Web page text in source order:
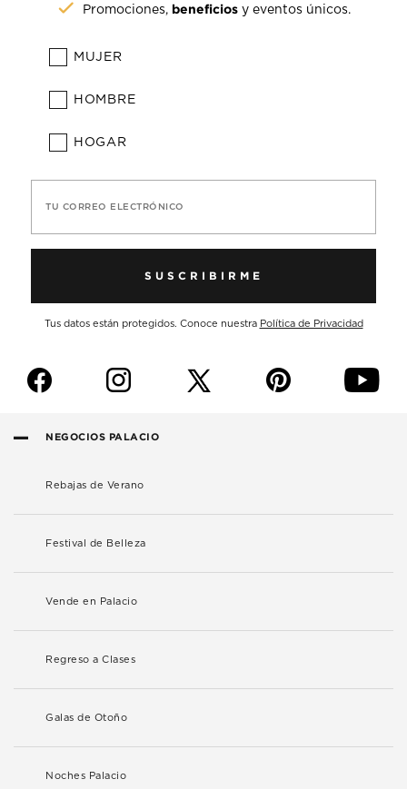
Promociones, beneficios y eventos únicos.
MUJER
HOMBRE
HOGAR
TU CORREO ELECTRÓNICO
SUSCRIBIRME
Tus datos están protegidos. Conoce nuestra Política de Privacidad
f i p y
NEGOCIOS PALACIO
Rebajas de Verano
Festival de Belleza
Vende en Palacio
Regreso a Clases
Galas de Otoño
Noches Palacio